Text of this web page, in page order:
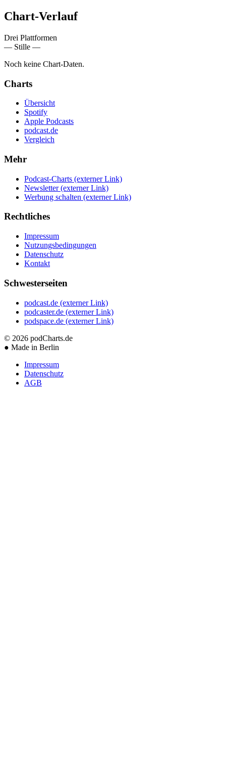
Chart-Verlauf
Drei Plattformen
— Stille —
Noch keine Chart-Daten.
Charts
Übersicht
Spotify
Apple Podcasts
podcast.de
Vergleich
Mehr
Podcast-Charts (externer Link)
Newsletter (externer Link)
Werbung schalten (externer Link)
Rechtliches
Impressum
Nutzungsbedingungen
Datenschutz
Kontakt
Schwesterseiten
podcast.de (externer Link)
podcaster.de (externer Link)
podspace.de (externer Link)
© 2026 podCharts.de
● Made in Berlin
Impressum
Datenschutz
AGB